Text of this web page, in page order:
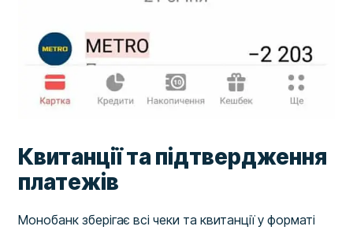
Квитанції та підтвердження
платежів
Монобанк зберігає всі чеки та квитанції у форматі